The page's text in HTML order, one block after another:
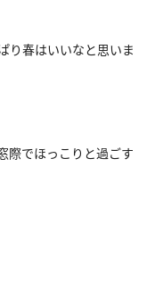
り春はいいなと思いま
際でほっこりと過ごす